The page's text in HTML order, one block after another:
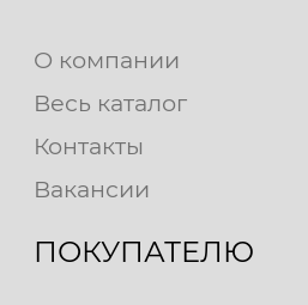
О компании
Весь каталог
Контакты
Вакансии
ПОКУПАТЕЛЮ